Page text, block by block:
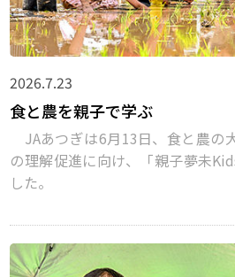
2026.7.23
食と農を親子で学ぶ
JAあつぎは6月13日、食と農の
の理解促進に向け、「親子夢未
した。